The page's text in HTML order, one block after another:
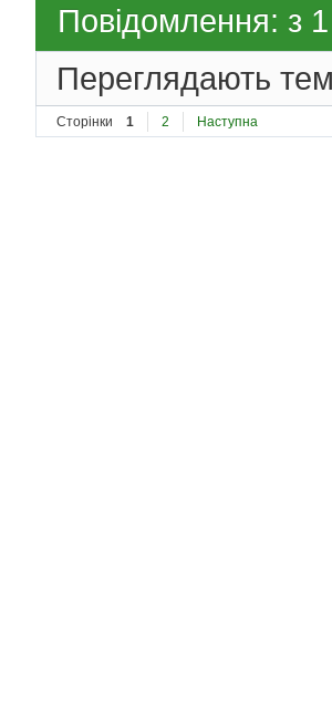
Повідомлення: з
Переглядають
Сторінки 1 2 Наступна